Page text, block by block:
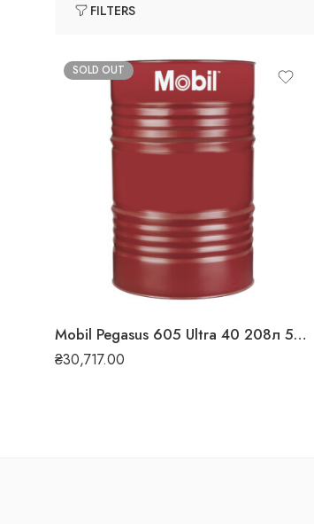
FILTERS
SOLD OUT
Mobil Pegasus 605 Ultra 40 208л 5258
₴30,717.00